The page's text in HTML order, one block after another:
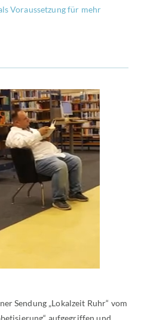
Voraussetzung für mehr
Sendung „Lokalzeit Ruhr“ vom
aufgegriffen und